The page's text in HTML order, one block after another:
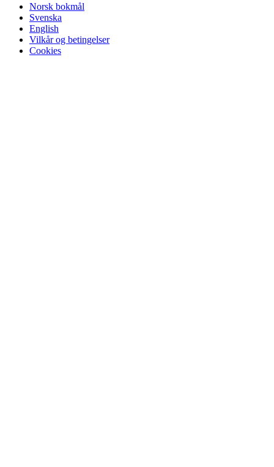
Norsk bokmål
Svenska
English
Vilkår og betingelser
Cookies